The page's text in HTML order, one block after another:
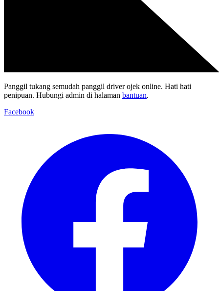
Panggil tukang semudah panggil driver ojek online. Hati hati
penipuan. Hubungi admin di halaman bantuan.
Facebook